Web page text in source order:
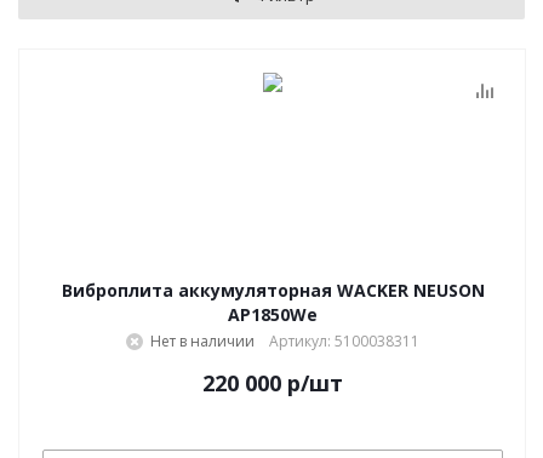
Виброплита аккумуляторная WACKER NEUSON
AP1850We
Нет в наличии Артикул: 5100038311
220 000 р/шт